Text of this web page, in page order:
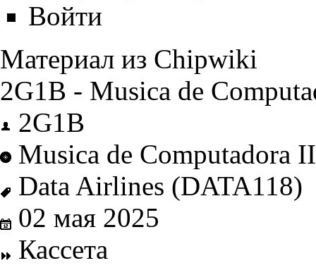
Войти
Материал из Chipwiki
2G1B - Musica de
2G1B
Musica de Computadora II
Data Airlines (DATA118)
02 мая 2025
Кассета